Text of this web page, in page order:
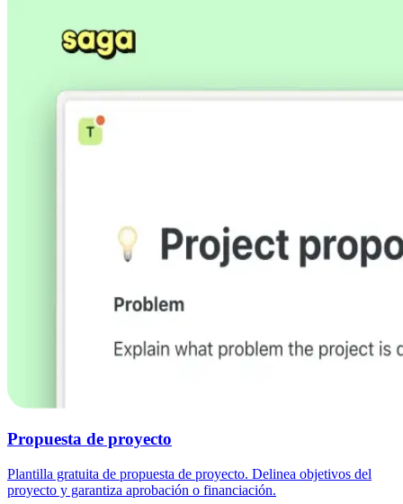
Propuesta de proyecto
Plantilla gratuita de propuesta de proyecto. Delinea objetivos del
proyecto y garantiza aprobación o financiación.